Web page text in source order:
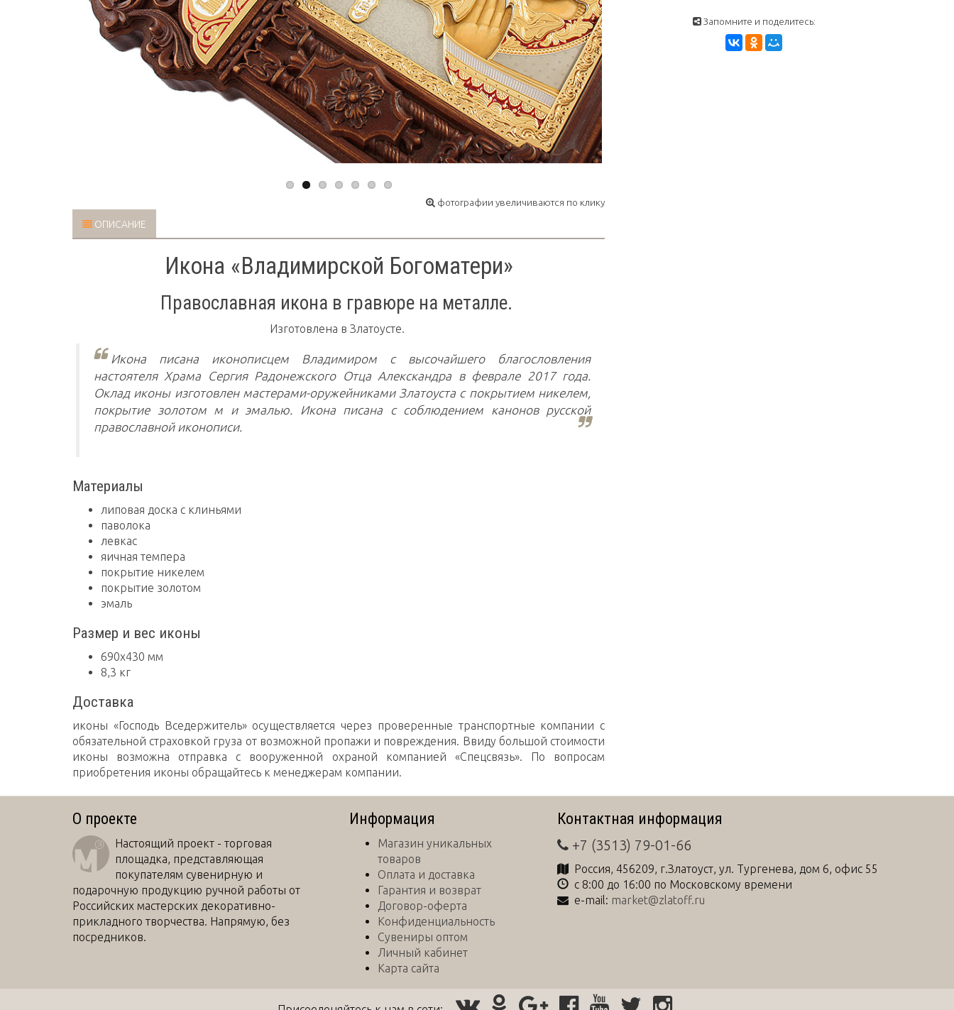
фотографии увеличиваются по клику
ОПИСАНИЕ
Икона «Владимирской Богоматери»
Православная икона в гравюре на металле.
Изготовлена в Златоусте.
Икона писана иконописцем Владимиром с высочайшего благословления
настоятеля Храма Сергия Радонежского Отца Алекскандра в феврале 2017 года.
Оклад иконы изготовлен мастерами-оружейниками Златоуста с покрытием никелем,
покрытие золотом м и эмалью. Икона писана с соблюдением канонов русской
православной иконописи.
Материалы
липовая доска с клиньями
паволока
левкас
яичная темпера
покрытие никелем
покрытие золотом
эмаль
Размер и вес иконы
690х430 мм
8,3 кг
Доставка
иконы «Господь Вседержитель» осуществляется через проверенные транспортные компании с
обязательной страховкой груза от возможной пропажи и повреждения. Ввиду большой стоимости
иконы возможна отправка с вооруженной охраной компанией «Спецсвязь». По вопросам
приобретения иконы обращайтесь к менеджерам компании.
Запомните и поделитесь:
О проекте
Настоящий проект - торговая
площадка, представляющая
покупателям сувенирную и
подарочную продукцию ручной работы от
Российских мастерских декоративно-
прикладного творчества. Напрямую, без
посредников.
Информация
Магазин уникальных
товаров
Оплата и доставка
Гарантия и возврат
Договор-оферта
Конфиденциальность
Сувениры оптом
Личный кабинет
Карта сайта
Контактная информация
+7 (3513) 79-01-66
Россия, 456209, г.Златоуст, ул. Тургенева, дом 6, офис 55
с 8:00 до 16:00 по Московскому времени
e-mail: market@zlatoff.ru